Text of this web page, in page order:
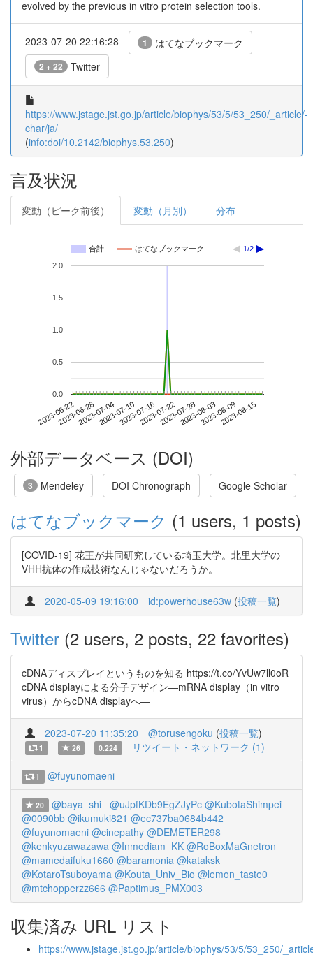
evolved by the previous in vitro protein selection tools.
2023-07-20 22:16:28 1 はてなブックマーク
2 + 22 Twitter
https://www.jstage.jst.go.jp/article/biophys/53/5/53_250/_article/-
char/ja/
(info:doi/10.2142/biophys.53.250)
言及状況
変動（ピーク前後） 変動（月別） 分布
合計 はてなブックマーク 1/2
2023-06-222023-06-282023-07-042023-07-102023-07-162023-07-222023-07-282023-08-032023-08-092023-08-15
0.0
0.5
1.0
1.5
2.0
外部データベース (DOI)
3 Mendeley DOI Chronograph Google Scholar
はてなブックマーク (1 users, 1 posts)
[COVID-19] 花王が共同研究している埼玉大学。北里大学の
VHH抗体の作成技術なんじゃないだろうか。
2020-05-09 19:16:00 id:powerhouse63w (投稿一覧)
Twitter (2 users, 2 posts, 22 favorites)
cDNAディスプレイというものを知る https://t.co/YvUw7ll0oR
cDNA displayによる分子デザイン―mRNA display（in vitro
virus）からcDNA displayへ―
2023-07-20 11:35:20 @torusengoku (投稿一覧)
1 26 0.224 リツイート・ネットワーク (1)
1 @fuyunomaeni
20 @baya_shi_ @uJpfKDb9EgZJyPc @KubotaShimpei
@0090bb @ikumuki821 @ec737ba0684b442
@fuyunomaeni @cinepathy @DEMETER298
@kenkyuzawazawa @Inmediam_KK @RoBoxMaGnetron
@mamedaifuku1660 @baramonia @kataksk
@KotaroTsuboyama @Kouta_Univ_Bio @lemon_taste0
@mtchopperzz666 @Paptimus_PMX003
収集済み URL リスト
https://www.jstage.jst.go.jp/article/biophys/53/5/53_250/